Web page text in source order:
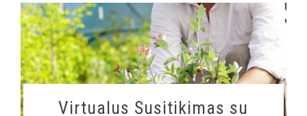
Virtualus Susitikimas su